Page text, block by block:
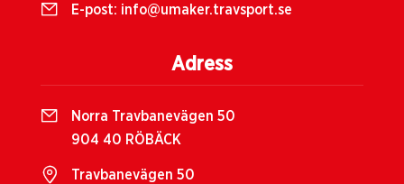
E-post: info@umaker.travsport.se
Adress
Norra Travbanevägen 50
904 40 RÖBÄCK
Travbanevägen 50